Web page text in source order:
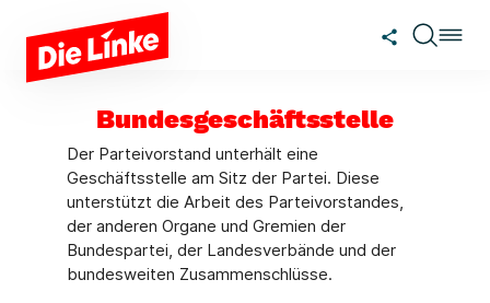
Zum Hauptinhalt springen
Bundesgeschäftsstelle
Der Parteivorstand unterhält eine
Geschäftsstelle am Sitz der Partei. Diese
unterstützt die Arbeit des Parteivorstandes,
der anderen Organe und Gremien der
Bundespartei, der Landesverbände und der
bundesweiten Zusammenschlüsse.